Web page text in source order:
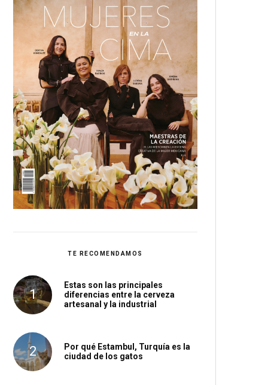
TE RECOMENDAMOS
Estas son las principales
diferencias entre la cerveza
artesanal y la industrial
Por qué Estambul, Turquía es la
ciudad de los gatos